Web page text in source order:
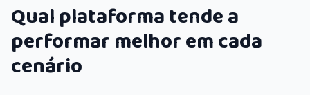
Qual plataforma tende a
performar melhor em cada
cenário